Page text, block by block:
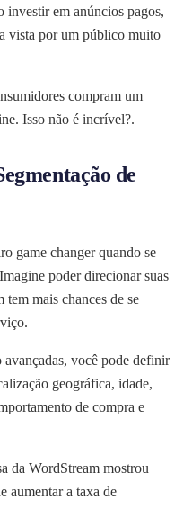
investir em anúncios pagos,
vista por um público muito
compram um
Isso não é incrível?.
de
game changer quando se
poder direcionar suas
tem mais chances de se
avançadas, você pode definir
geográfica, idade,
de compra e
da WordStream mostrou
aumentar a taxa de